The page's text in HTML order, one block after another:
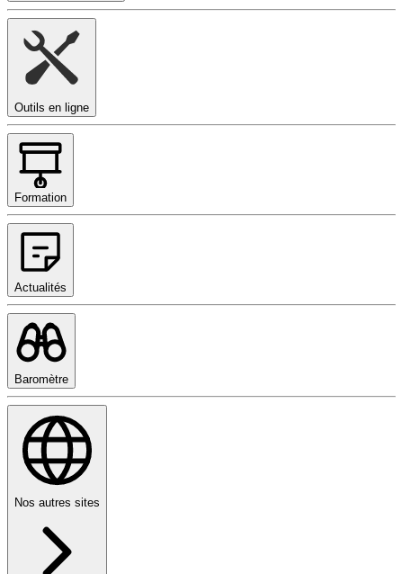
Outils en ligne
Formation
Actualités
Baromètre
Nos autres sites